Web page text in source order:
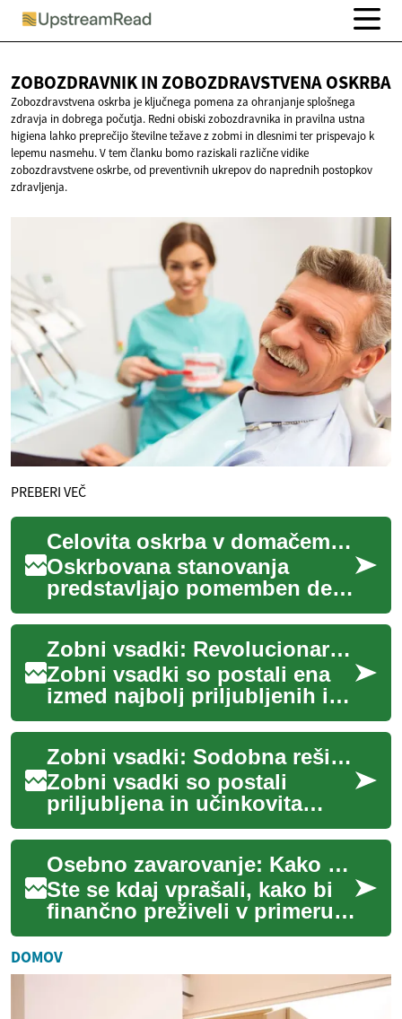
ZOBOZDRAVNIK INZOBOZDRAVSTVENA OSKRBA
Zobozdravstvena oskrba je ključnega pomena za ohranjanje splošnega
zdravja in dobrega počutja. Redni obiski zobozdravnika in pravilna ustna
higiena lahko preprečijo številne težave z zobmi in dlesnimi ter prispevajo k
lepemu nasmehu. V tem članku bomo raziskali različne vidike
zobozdravstvene oskrbe, od preventivnih ukrepov do naprednih postopkov
zdravljenja.
PREBERI VEČ
Celovita oskrba v domačem okolju
Oskrbovana stanovanja
predstavljajo pomemben del
možnosti za starejše, ki si
želijo ohraniti samostojnost
in udobje l...
Zobni vsadki: Revolucionarna rešitev za nadomestitev manjkajočih zob
Zobni vsadki so postali ena
izmed najbolj priljubljenih in
učinkovitih rešitev za
nadomestitev manjkajočih
zob. Ta in...
Zobni vsadki: Sodobna rešitev za nadomestitev manjkajočih zob
Zobni vsadki so postali
priljubljena in učinkovita
rešitev za nadomestitev
manjkajočih zob. Ta sodobna
zobozdravstven...
Osebno zavarovanje: Kako zaščititi svoje premoženje in prihodnost
Ste se kdaj vprašali, kako bi
finančno preživeli v primeru
nesreče, bolezni ali
nepričakovane izgube?
Osebno zavarova...
DOMOV